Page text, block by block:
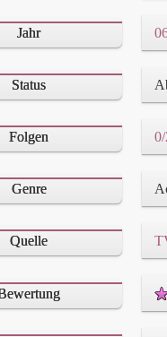
Jahr
Status
Folgen
Genre
Quelle